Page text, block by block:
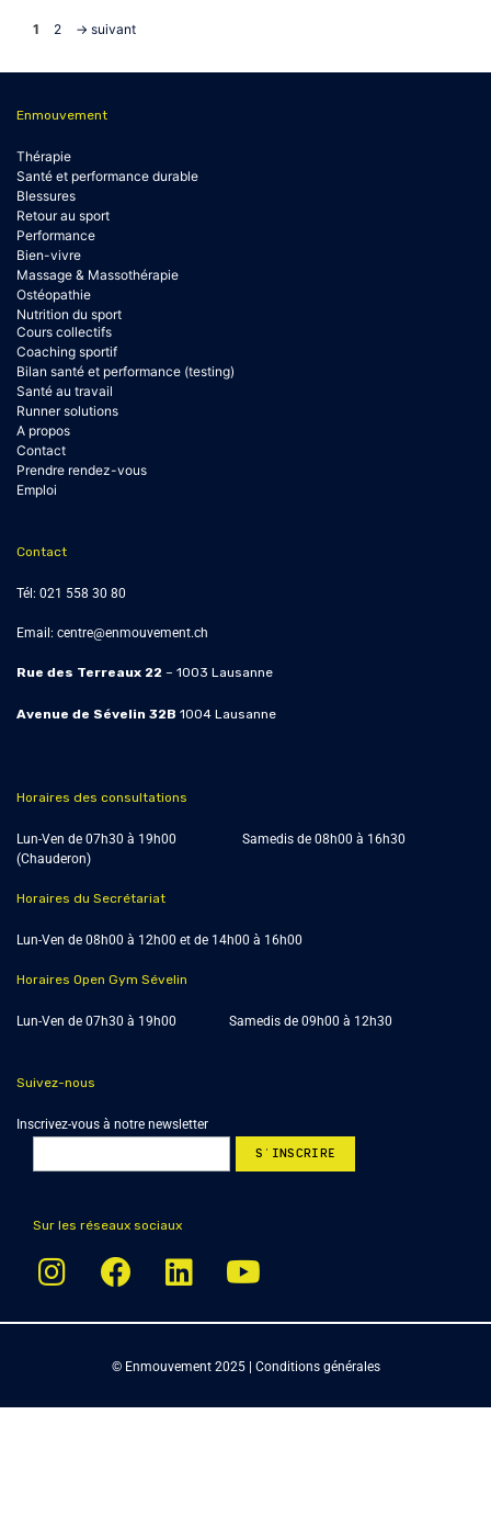
1 2 → suivant
Enmouvement
Thérapie
Santé et performance durable
Blessures
Retour au sport
Performance
Bien-vivre
Massage & Massothérapie
Ostéopathie
Nutrition du sport
Cours collectifs
Coaching sportif
Bilan santé et performance (testing)
Santé au travail
Runner solutions
A propos
Contact
Prendre rendez-vous
Emploi
Contact
Tél: 021 558 30 80
Email: centre@enmouvement.ch
Rue des Terreaux 22 – 1003 Lausanne
Avenue de Sévelin 32B 1004 Lausanne
Horaires des consultations
Lun-Ven de 07h30 à 19h00 Samedis de 08h00 à 16h30
(Chauderon)
Horaires du Secrétariat
Lun-Ven de 08h00 à 12h00 et de 14h00 à 16h00
Horaires Open Gym Sévelin
Lun-Ven de 07h30 à 19h00 Samedis de 09h00 à 12h30
Suivez-nous
Inscrivez-vous à notre newsletter
Sur les réseaux sociaux
© Enmouvement 2025 | Conditions générales